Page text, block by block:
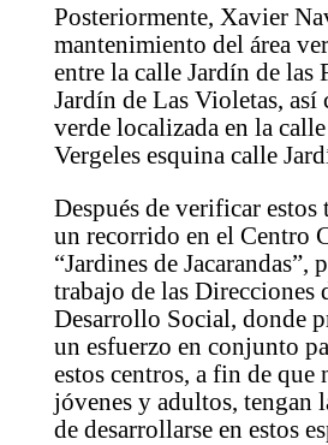
Posteriormente, Xavier
mantenimiento del área
entre la calle Jardín de las
Jardín de Las Violetas, así
verde localizada en la
Vergeles esquina calle
Después de verificar estos
un recorrido en el Centro
“Jardines de Jacarandas”,
trabajo de las Direcciones
Desarrollo Social, donde
un esfuerzo en conjunto
estos centros, a fin de que
jóvenes y adultos, tengan
de desarrollarse en estos